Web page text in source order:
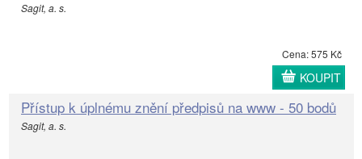
Sagit, a. s.
Cena: 575 Kč
KOUPIT
Přístup k úplnému znění předpisů na www - 50 bodů
Sagit, a. s.